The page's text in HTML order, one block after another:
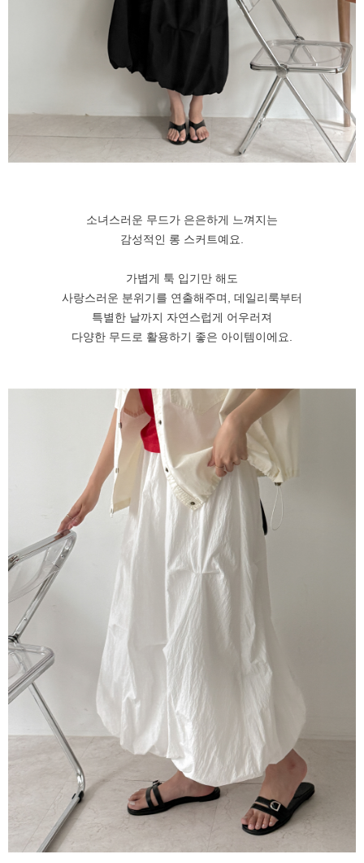
소녀스러운 무드가 은은하게 느껴지는
감성적인 롱 스커트예요.
가볍게 툭 입기만 해도
사랑스러운 분위기를 연출해주며, 데일리룩부터
특별한 날까지 자연스럽게 어우러져
다양한 무드로 활용하기 좋은 아이템이에요.